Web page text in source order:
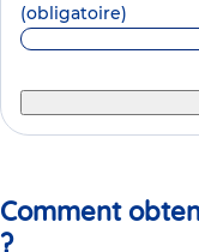
(obligatoire)
Comment
?